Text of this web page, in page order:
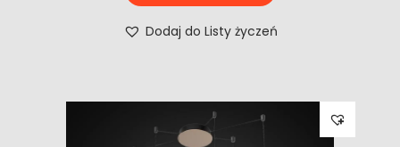
Dodaj do Listy życzeń